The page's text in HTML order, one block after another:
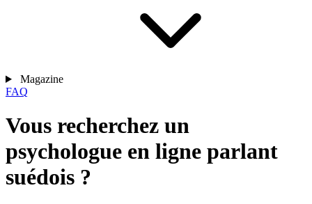
Magazine
FAQ
Vous recherchez un
psychologue en ligne parlant
suédois ?